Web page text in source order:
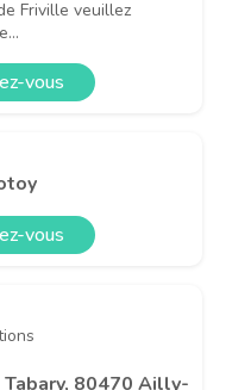
Friville veuillez
vous
vous
Tabary, 80470 Ailly-